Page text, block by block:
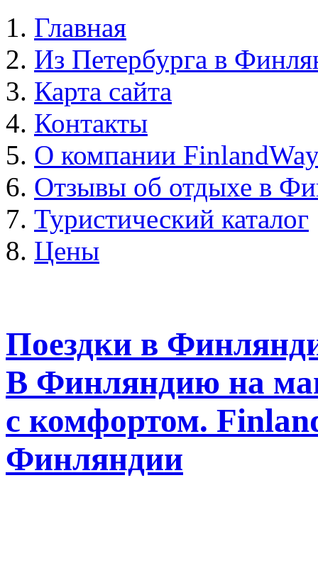
Главная
Из Петербурга в
Карта сайта
Контакты
О компании
Отзывы об отдыхе в
Туристический каталог
Цены
Поездки в
В Финляндию на
с комфортом.
Финляндии